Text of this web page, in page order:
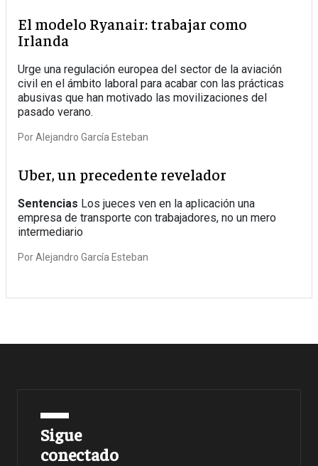
El modelo Ryanair: trabajar como
Irlanda
Urge una regulación europea del sector de la aviación
civil en el ámbito laboral para acabar con las prácticas
abusivas que han motivado las movilizaciones del
pasado verano.
PorAlejandro García Esteban
Uber, un precedente revelador
Sentencias Los jueces ven en la aplicación una
empresa de transporte con trabajadores, no un mero
intermediario
PorAlejandro García Esteban
Sigue
conectado